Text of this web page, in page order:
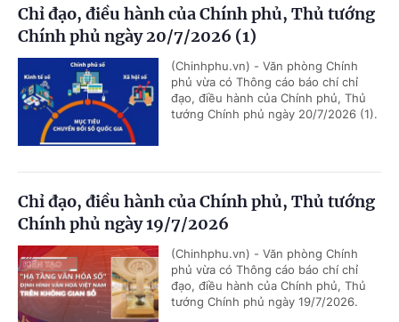
Chỉ đạo, điều hành của Chính phủ, Thủ tướng
Chính phủ ngày 20/7/2026 (1)
(Chinhphu.vn) - Văn phòng Chính
phủ vừa có Thông cáo báo chí chỉ
đạo, điều hành của Chính phủ, Thủ
tướng Chính phủ ngày 20/7/2026 (1).
Chỉ đạo, điều hành của Chính phủ, Thủ tướng
Chính phủ ngày 19/7/2026
(Chinhphu.vn) - Văn phòng Chính
phủ vừa có Thông cáo báo chí chỉ
đạo, điều hành của Chính phủ, Thủ
tướng Chính phủ ngày 19/7/2026.